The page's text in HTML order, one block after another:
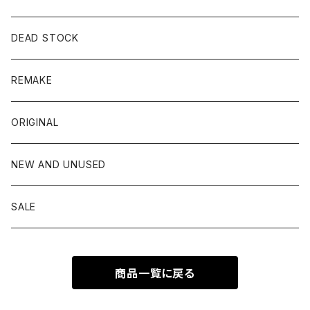
Levis
L.L.Bean
NIKE
Patagonia
PERRY ELLIS
CARDIGAN
FLEECE
belt
scarf
blanket
French army
Swedish army
German army
Hungarian army
Italy army
DEAD STOCK
REMAKE
ORIGINAL
NEW AND UNUSED
SALE
商品一覧に戻る